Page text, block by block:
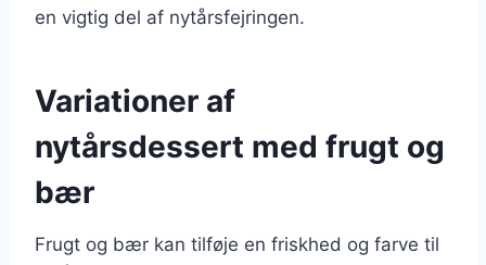
en vigtig del af nytårsfejringen.
Variationer af
nytårsdessert med frugt og
bær
Frugt og bær kan tilføje en friskhed og farve til